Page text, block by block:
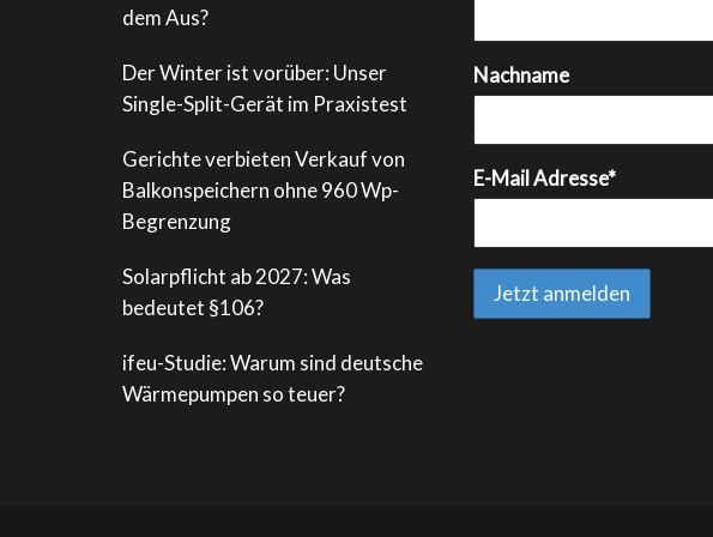
dem Aus?
Der Winter ist vorüber: Unser
Single-Split-Gerät im Praxistest
Gerichte verbieten Verkauf von
Balkonspeichern ohne 960 Wp-
Begrenzung
Solarpflicht ab 2027: Was
bedeutet §106?
ifeu-Studie: Warum sind deutsche
Wärmepumpen so teuer?
Nachname
E-Mail Adresse*